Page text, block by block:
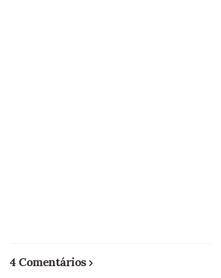
4 Comentários